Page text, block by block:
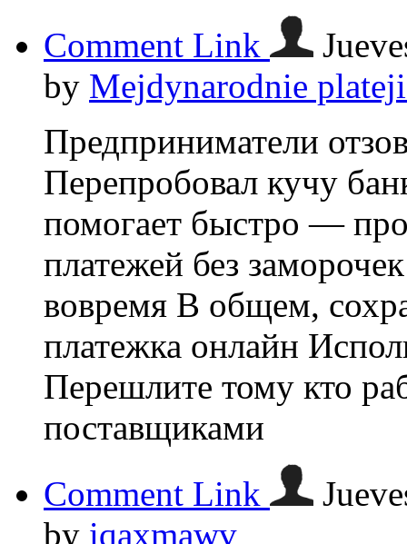
Comment Link
by Mejdynarodnie
Предприниматели
Перепробовал кучу
помогает быстро —
платежей без
вовремя В общем,
платежка онлайн
Перешлите тому кто
поставщиками
Comment Link
by iqaxmawv